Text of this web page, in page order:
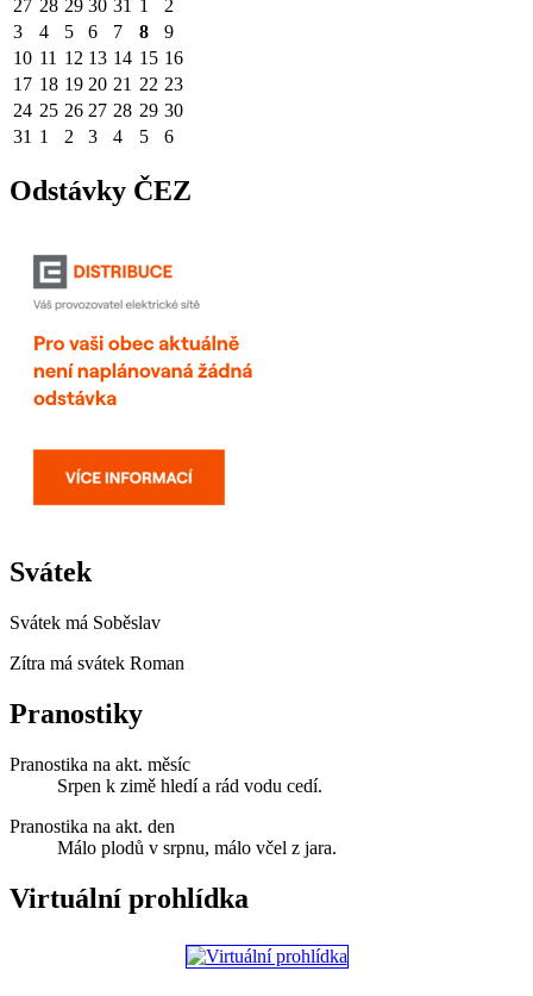
27 28 29 30 31 1
2
3
4 5 6 7 8
9
10 11 12 13 14 15 16
17 18 19 20 21 22 23
24 25 26 27 28 29 30
31 1 2 3 4 5 6
Odstávky ČEZ
Svátek
Svátek má Soběslav
Zítra má svátek Roman
Pranostiky
Pranostika na akt. měsíc
Srpen k zimě hledí a rád vodu cedí.
Pranostika na akt. den
Málo plodů v srpnu, málo včel z jara.
Virtuální prohlídka